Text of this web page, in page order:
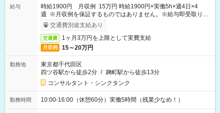
給与
時給1900円 月収例 15万円 時給1900円×実働5h×週4日×4
週 ※月収例を保証するものではありません。※給与即受取りサ
ービス利用可（利用条件有）
交通費別途支給あり
交通費 1ヶ月3万円を上限として実費支給
月収例 15～20万円
勤務地
東京都千代田区
四ツ谷駅から徒歩2分 / 麹町駅から徒歩13分
コンサルタント・シンクタンク
勤務時間 10:00-16:00（休憩60分）実働5時間（残業少なめ！）